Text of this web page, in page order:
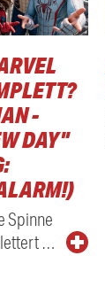
-
DAY"
Spinne
…